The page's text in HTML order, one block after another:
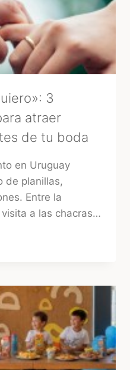
3
atraer
de tu boda
en Uruguay
de planillas,
Entre la
a las chacras…